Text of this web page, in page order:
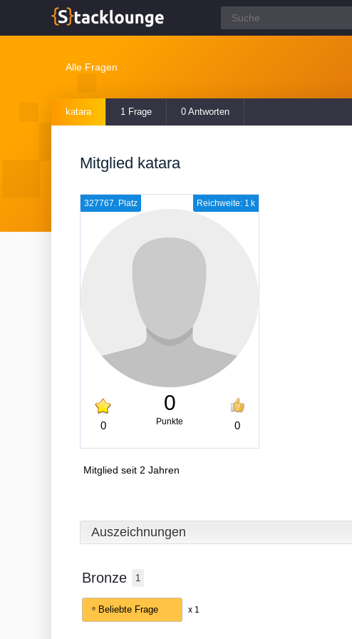
Alle Fragen
katara 1 Frage 0 Antworten
Mitglied katara
Reichweite: 1 k
327767. Platz
0
0
Punkte 0
Mitglied seit 2 Jahren
Auszeichnungen
Bronze 1
Beliebte Frage x 1